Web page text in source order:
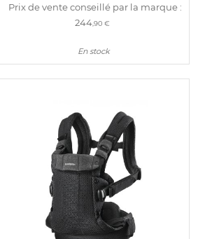
Prix de vente conseillé par la marque :
244,90 €
En stock